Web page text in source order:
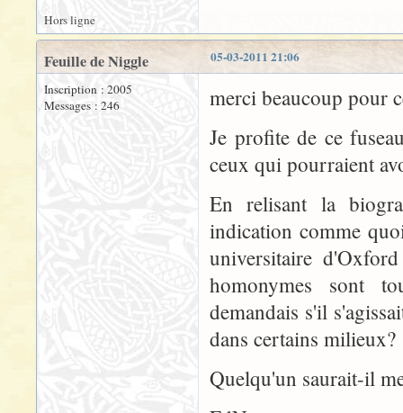
Hors ligne
05-03-2011 21:06
Feuille de Niggle
Inscription : 2005
Messages : 246
merci beaucoup pour
Je profite de ce
ceux qui pourraient
En relisant la
indication comme
universitaire
homonymes sont
demandais s'il
dans certains milieux?
Quelqu'un saurait-il